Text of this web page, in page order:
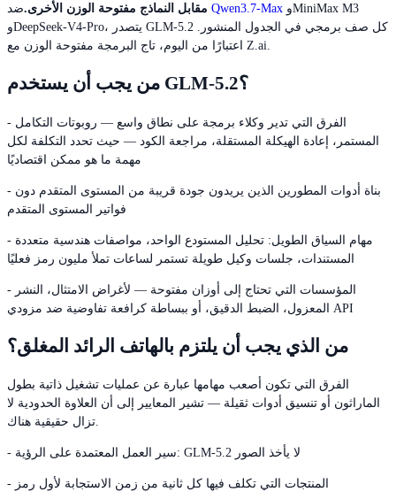
مقابل النماذج مفتوحة الوزن الأخرى. Qwen3.7-Max
وDeepSeek-V4-Pro، يتصدر GLM-5.2 كل صف برمجي في الجدول المنشور.
اعتبارًا من اليوم، تاج البرمجة مفتوحة الوزن مع Z.ai.
من يجب أن يستخدم GLM-5.2؟
- الفرق التي تدير وكلاء برمجة على نطاق واسع — روبوتات التكامل
المستمر، إعادة الهيكلة المستقلة، مراجعة الكود — حيث تحدد التكلفة لكل
مهمة ما هو ممكن اقتصاديًا
- بناة أدوات المطورين الذين يريدون جودة قريبة من المستوى المتقدم دون
فواتير المستوى المتقدم
- مهام السياق الطويل: تحليل المستودع الواحد، مواصفات هندسية متعددة
المستندات، جلسات وكيل طويلة تستمر لساعات تملأ مليون رمز فعليًا
- المؤسسات التي تحتاج إلى أوزان مفتوحة — لأغراض الامتثال، النشر
المعزول، الضبط الدقيق، أو ببساطة كرافعة تفاوضية ضد مزودي API
من الذي يجب أن يلتزم بالهاتف الرائد المغلق؟
الفرق التي تكون أصعب مهامها عبارة عن عمليات تشغيل ذاتية بطول
الماراثون أو تنسيق أدوات ثقيلة — تشير المعايير إلى أن العلاوة الحدودية لا
تزال حقيقية هناك.
- سير العمل المعتمدة على الرؤية: GLM-5.2 لا يأخذ الصور
- المنتجات التي تكلف فيها كل ثانية من زمن الاستجابة لأول رمز